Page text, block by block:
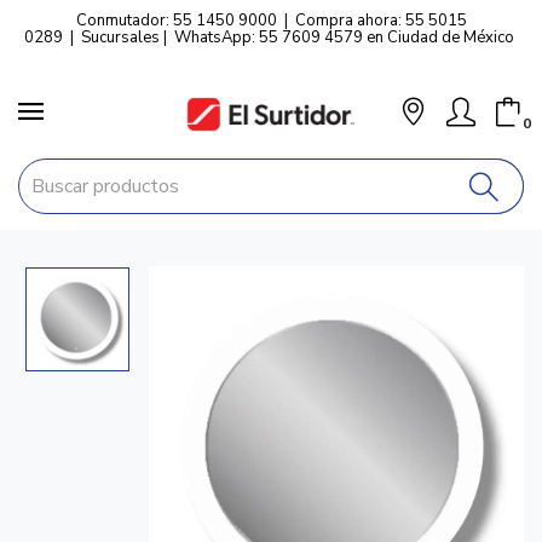
Conmutador: 55 1450 9000 | Compra ahora: 55 5015
0289 | Sucursales | WhatsApp: 55 7609 4579 en Ciudad de México
0